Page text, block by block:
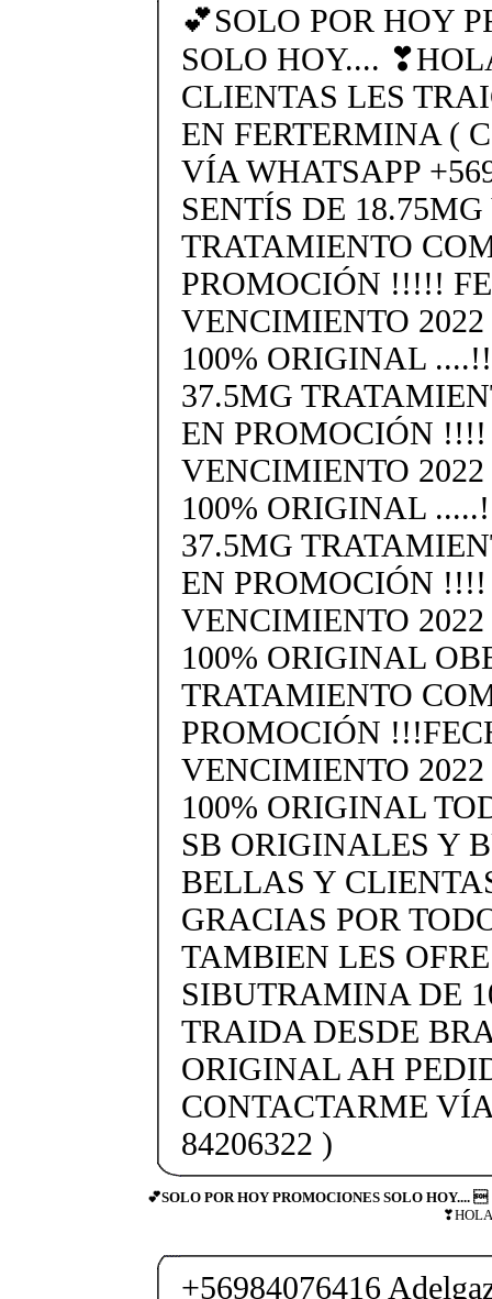
💕SOLO POR HOY
SOLO HOY....
CLIENTAS LES
EN FERTERMINA (
VÍA WHATSAPP
SENTÍS DE
TRATAMIENTO
PROMOCIÓN !!!!!
VENCIMIENTO
100% ORIGINAL
37.5MG
EN PROMOCIÓN
VENCIMIENTO
100% ORIGINAL
37.5MG
EN PROMOCIÓN
VENCIMIENTO
100% ORIGINAL
TRATAMIENTO
PROMOCIÓN
VENCIMIENTO
100% ORIGINAL
SB ORIGINALES Y
BELLAS Y
GRACIAS POR
TAMBIEN LES
SIBUTRAMINA DE
TRAIDA DESDE
ORIGINAL AH
CONTACTARME
84206322 )
💕SOLO POR HOY PROMOCIONES SOLO HOY.... 
+56984076416